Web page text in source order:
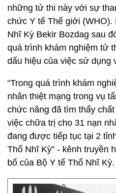
những tử thi này với sự
chức Y tế Thế giới
Nhĩ Kỳ Bekir Bozdag sau
quá trình khám nghiệm tử
dấu hiệu của việc sử dụng
“Trong quá trình khám
nhân thiệt mạng trong vụ
chức năng đã tìm thấy
việc chữa trị cho 31 nạn
đang được tiếp tục tại 2
Thổ Nhĩ Kỳ” - kênh truyền
bố của Bộ Y tế Thổ Nhĩ Kỳ.